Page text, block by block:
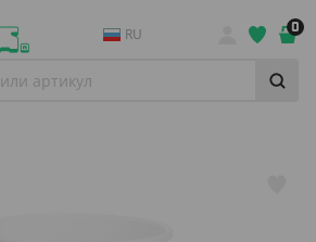
RU 0